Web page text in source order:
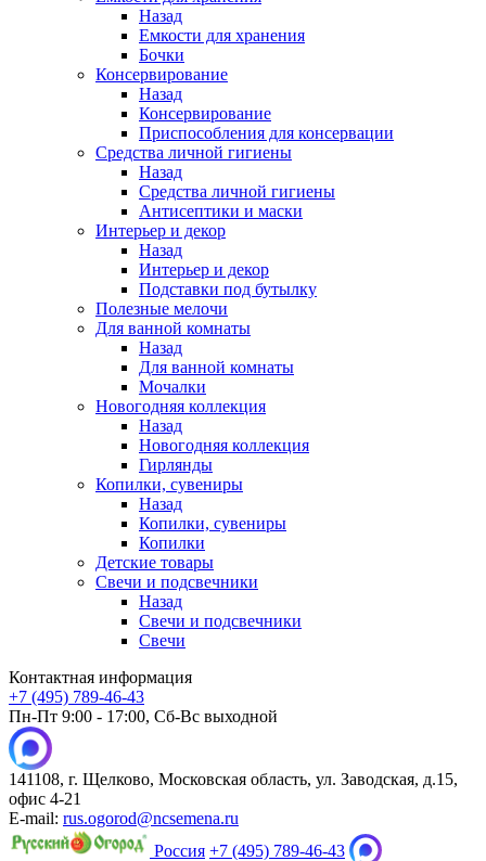
Назад
Емкости для хранения
Бочки
Консервирование
Назад
Консервирование
Приспособления для консервации
Средства личной гигиены
Назад
Средства личной гигиены
Антисептики и маски
Интерьер и декор
Назад
Интерьер и декор
Подставки под бутылку
Полезные мелочи
Для ванной комнаты
Назад
Для ванной комнаты
Мочалки
Новогодняя коллекция
Назад
Новогодняя коллекция
Гирлянды
Копилки, сувениры
Назад
Копилки, сувениры
Копилки
Детские товары
Свечи и подсвечники
Назад
Свечи и подсвечники
Свечи
Контактная информация
+7 (495) 789-46-43
Пн-Пт 9:00 - 17:00, Сб-Вс выходной
141108, г. Щелково, Московская область, ул. Заводская, д.15,
офис 4-21
E-mail: rus.ogorod@ncsemena.ru
Россия +7 (495) 789-46-43